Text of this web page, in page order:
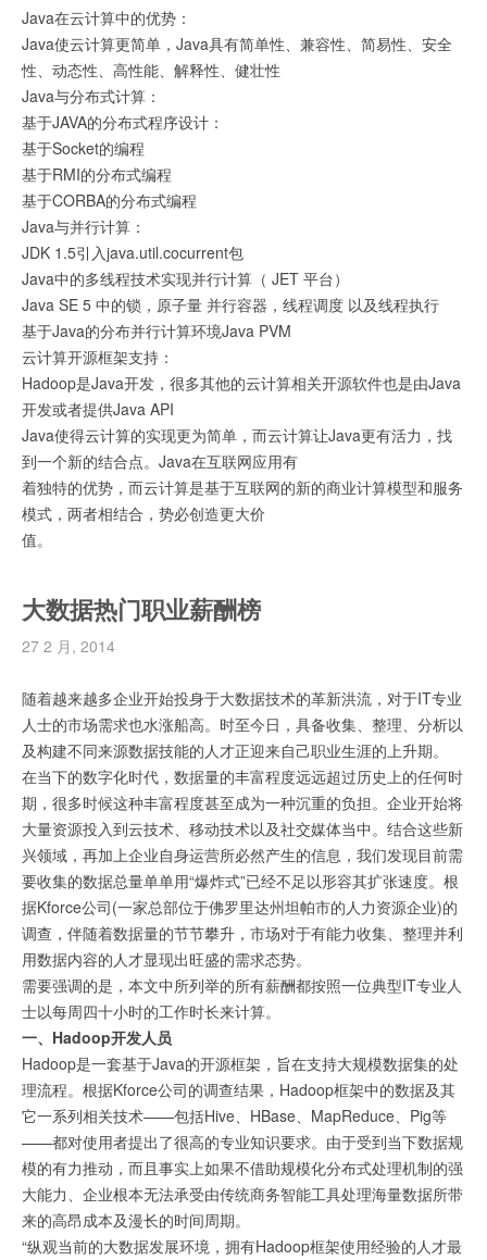
Java在云计算中的优势：
Java使云计算更简单，Java具有简单性、兼容性、简易性、安全
性、动态性、高性能、解释性、健壮性
Java与分布式计算：
基于JAVA的分布式程序设计：
基于Socket的编程
基于RMI的分布式编程
基于CORBA的分布式编程
Java与并行计算：
JDK 1.5引入java.util.cocurrent包
Java中的多线程技术实现并行计算（ JET 平台）
Java SE 5 中的锁，原子量 并行容器，线程调度 以及线程执行
基于Java的分布并行计算环境Java PVM
云计算开源框架支持：
Hadoop是Java开发，很多其他的云计算相关开源软件也是由Java
开发或者提供Java API
Java使得云计算的实现更为简单，而云计算让Java更有活力，找
到一个新的结合点。Java在互联网应用有
着独特的优势，而云计算是基于互联网的新的商业计算模型和服务
模式，两者相结合，势必创造更大价
值。
大数据热门职业薪酬榜
27 2 月, 2014
随着越来越多企业开始投身于大数据技术的革新洪流，对于IT专业
人士的市场需求也水涨船高。时至今日，具备收集、整理、分析以
及构建不同来源数据技能的人才正迎来自己职业生涯的上升期。
在当下的数字化时代，数据量的丰富程度远远超过历史上的任何时
期，很多时候这种丰富程度甚至成为一种沉重的负担。企业开始将
大量资源投入到云技术、移动技术以及社交媒体当中。结合这些新
兴领域，再加上企业自身运营所必然产生的信息，我们发现目前需
要收集的数据总量单单用“爆炸式”已经不足以形容其扩张速度。根
据Kforce公司(一家总部位于佛罗里达州坦帕市的人力资源企业)的
调查，伴随着数据量的节节攀升，市场对于有能力收集、整理并利
用数据内容的人才显现出旺盛的需求态势。
需要强调的是，本文中所列举的所有薪酬都按照一位典型IT专业人
士以每周四十小时的工作时长来计算。
一、Hadoop开发人员
Hadoop是一套基于Java的开源框架，旨在支持大规模数据集的处
理流程。根据Kforce公司的调查结果，Hadoop框架中的数据及其
它一系列相关技术——包括Hive、HBase、MapReduce、Pig等
——都对使用者提出了很高的专业知识要求。由于受到当下数据规
模的有力推动，而且事实上如果不借助规模化分布式处理机制的强
大能力、企业根本无法承受由传统商务智能工具处理海量数据所带
来的高昂成本及漫长的时间周期。
“纵观当前的大数据发展环境，拥有Hadoop框架使用经验的人才最